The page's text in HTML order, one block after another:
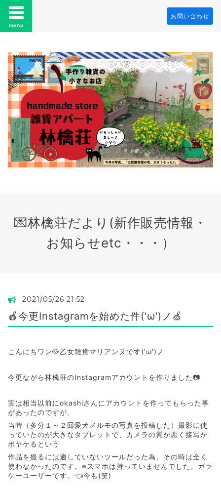
menu
お問い合わせ
💌林檎荘だより(新作販売情報・
お知らせetc・・・）
2021/05/26 21:52
🍎今更Instagramを始めた件('ω')ノ🍏
こんにちワン🐶乙女雑貨マリアンヌです('ω')ノ
今更ながら林檎荘のInstagramアカウントを作りました📷
実は相当以前にokashiさんにアカウントを作ってもらった事
があったのですが、
当時（多分１～２回愛犬メルモの写真を投稿した）撮影に使
っていたのが大きなタブレットで、カメラの質が悪く接写が
ボヤケるという
作品を撮るには適していないツールだった為、その時は全く
使わなかったのです。※スマホは持っていませんでした。ガラ
ケーユーザーです。👈今も(笑)